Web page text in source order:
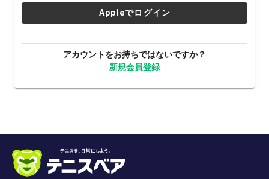
Appleでログイン
アカウントをお持ちではないですか？
新規会員登録